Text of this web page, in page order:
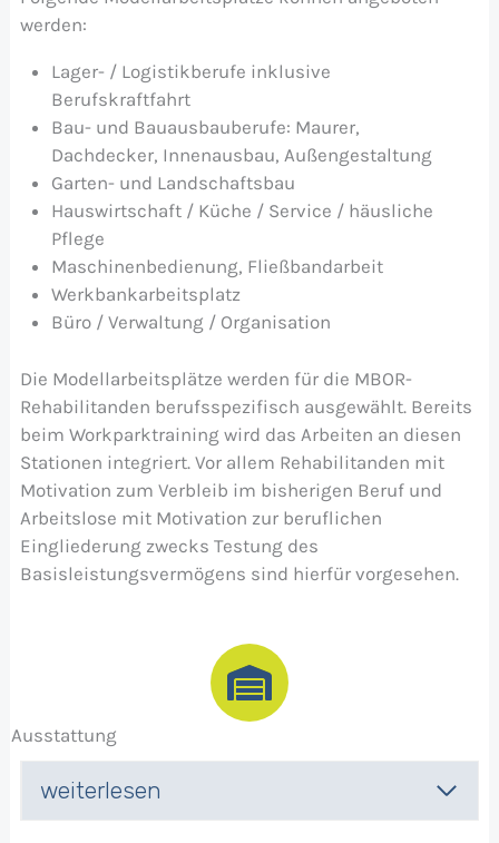
werden:
Lager- / Logistikberufe inklusive
Berufskraftfahrt
Bau- und Bauausbauberufe: Maurer,
Dachdecker, Innenausbau, Außengestaltung
Garten- und Landschaftsbau
Hauswirtschaft / Küche / Service / häusliche
Pflege
Maschinenbedienung, Fließbandarbeit
Werkbankarbeitsplatz
Büro / Verwaltung / Organisation
Die Modellarbeitsplätze werden für die MBOR-
Rehabilitanden berufsspezifisch ausgewählt. Bereits
beim Workparktraining wird das Arbeiten an diesen
Stationen integriert. Vor allem Rehabilitanden mit
Motivation zum Verbleib im bisherigen Beruf und
Arbeitslose mit Motivation zur beruflichen
Eingliederung zwecks Testung des
Basisleistungsvermögens sind hierfür vorgesehen.
Ausstattung
weiterlesen